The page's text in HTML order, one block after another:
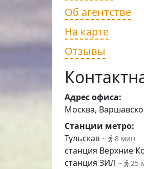
Об агентстве
На карте
Отзывы
Адрес офиса:
Москва,
Станции метро:
Тульская ~ 8 мин
станция Верхние
станция ЗИЛ ~ 25